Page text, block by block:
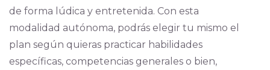
de forma lúdica y entretenida. Con esta
modalidad autónoma, podrás elegir tu mismo el
plan según quieras practicar habilidades
específicas, competencias generales o bien,